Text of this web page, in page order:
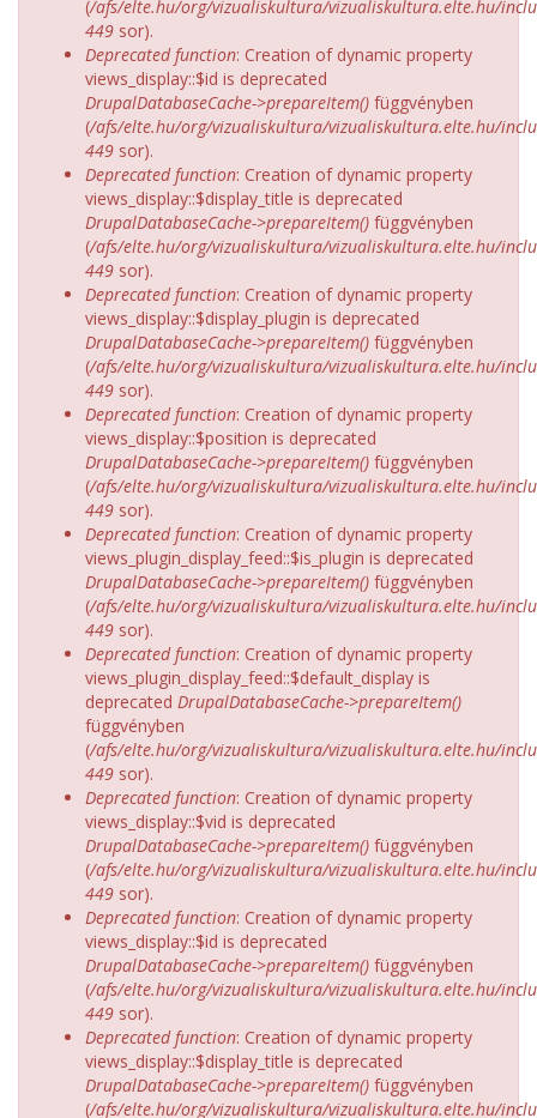
(/afs/elte.hu/org/vizualiskultura/vizualiskultura.elte.hu/
449 sor).
Deprecated function: Creation of dynamic property
views_display::$id is deprecated
DrupalDatabaseCache->prepareItem() függvényben
(/afs/elte.hu/org/vizualiskultura/vizualiskultura.elte.hu/
449 sor).
Deprecated function: Creation of dynamic property
views_display::$display_title is deprecated
DrupalDatabaseCache->prepareItem() függvényben
(/afs/elte.hu/org/vizualiskultura/vizualiskultura.elte.hu/
449 sor).
Deprecated function: Creation of dynamic property
views_display::$display_plugin is deprecated
DrupalDatabaseCache->prepareItem() függvényben
(/afs/elte.hu/org/vizualiskultura/vizualiskultura.elte.hu/
449 sor).
Deprecated function: Creation of dynamic property
views_display::$position is deprecated
DrupalDatabaseCache->prepareItem() függvényben
(/afs/elte.hu/org/vizualiskultura/vizualiskultura.elte.hu/
449 sor).
Deprecated function: Creation of dynamic property
views_plugin_display_feed::$is_plugin is deprecated
DrupalDatabaseCache->prepareItem() függvényben
(/afs/elte.hu/org/vizualiskultura/vizualiskultura.elte.hu/
449 sor).
Deprecated function: Creation of dynamic property
views_plugin_display_feed::$default_display is
deprecated DrupalDatabaseCache->prepareItem()
függvényben
(/afs/elte.hu/org/vizualiskultura/vizualiskultura.elte.hu/
449 sor).
Deprecated function: Creation of dynamic property
views_display::$vid is deprecated
DrupalDatabaseCache->prepareItem() függvényben
(/afs/elte.hu/org/vizualiskultura/vizualiskultura.elte.hu/
449 sor).
Deprecated function: Creation of dynamic property
views_display::$id is deprecated
DrupalDatabaseCache->prepareItem() függvényben
(/afs/elte.hu/org/vizualiskultura/vizualiskultura.elte.hu/
449 sor).
Deprecated function: Creation of dynamic property
views_display::$display_title is deprecated
DrupalDatabaseCache->prepareItem() függvényben
(/afs/elte.hu/org/vizualiskultura/vizualiskultura.elte.hu/